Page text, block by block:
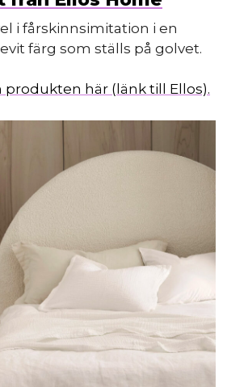
i fårskinnsimitation i en
färg som ställs på golvet.
produkten här (länk till Ellos).